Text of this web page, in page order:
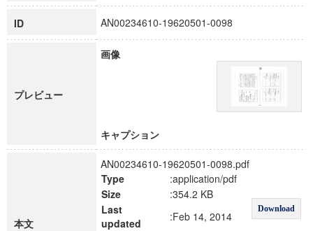
ID AN00234610-19620501-0098
プレビュー
画像
キャプション
本文
AN00234610-19620501-0098.pdf
Type
:application/pdf
Download
Size
:354.2 KB
Last
updated
:Feb 14, 2014